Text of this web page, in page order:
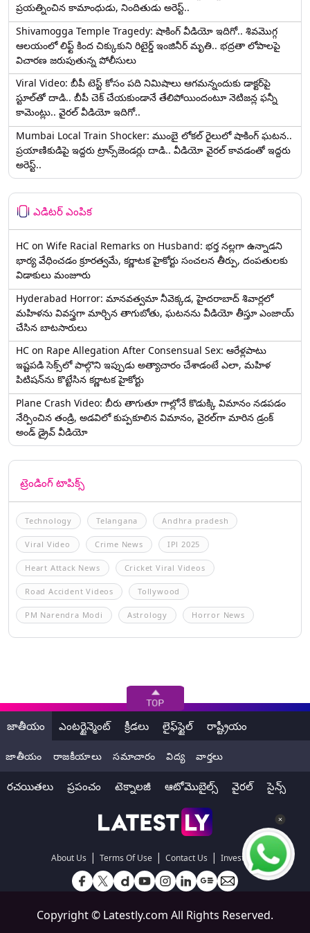
ప్రయత్నించిన కామాంధుడు, నిందితుడు అరెస్ట్..
Shivamogga Temple Tragedy: షాకింగ్ వీడియో ఇదిగో.. శివమొగ్గ
ఆలయంలో లిఫ్ట్ కింద చిక్కుకుని రిటైర్డ్ ఇంజినీర్ మృతి.. భద్రతా లోపాలపై
విచారణ జరుపుతున్న పోలీసులు
Viral Video: బీపీ టెస్ట్‌ కోసం పది నిమిషాలు ఆగమన్నందుకు డాక్టర్‌పై
స్టూల్‌తో దాడి.. బీపీ చెక్ చేయకుండానే తేలిపోయిందంటూ నెటిజన్ల ఫన్నీ
కామెంట్లు.. వైరల్ వీడియో ఇదిగో..
Mumbai Local Train Shocker: ముంబై లోకల్ రైలులో షాకింగ్ ఘటన..
ప్రయాణికుడిపై ఇద్దరు ట్రాన్స్‌జెండర్లు దాడి.. వీడియో వైరల్ కావడంతో ఇద్దరు
అరెస్ట్..
ఎడిటర్ ఎంపిక
HC on Wife Racial Remarks on Husband: భర్త న‌ల్ల‌గా ఉన్నాడ‌ని
భార్య వేధించ‌డం క్రూర‌త్వ‌మే, కర్ణాటక హైకోర్టు సంచలన తీర్పు, దంపతులకు
విడాకులు మంజూరు
Hyderabad Horror: మానవత్వమా నీవెక్కడ, హైదరాబాద్ శివార్లలో
మహిళను వివస్త్రగా మార్చిన తాగుబోతు, ఘటనను వీడియో తీస్తూ ఎంజాయ్
చేసిన బాటసారులు
HC on Rape Allegation After Consensual Sex: ఆరేళ్లపాటు
ఇష్టపడి సెక్స్‌లో పాల్గొని ఇప్పుడు అత్యాచారం చేశాడంటే ఎలా, మహిళ
పిటిషన్‌ను కొట్టేసిన కర్ణాటక హైకోర్టు
Plane Crash Video: బీరు తాగుతూ గాల్లోనే కొడుక్కి విమానం నడపడం
నేర్పించిన తండ్రి, అడవిలో కుప్పకూలిన విమానం, వైరల్‌గా మారిన డ్రంక్‌
అండ్ డ్రైవ్ వీడియో
ట్రెండింగ్ టాపిక్స్
Technology Telangana Andhra pradesh
Viral Video Crime News IPl 2025
Heart Attack News Cricket Viral Videos
Road Accident Videos Tollywood
PM Narendra Modi Astrology Horror News
జాతీయం ఎంటర్టైన్మెంట్ క్రీడలు లైఫ్‌స్టైల్ రాష్ట్రీయం
జాతీయం రాజకీయాలు సమాచారం విద్య వార్తలు
రచయితలు ప్రపంచం టెక్నాలజీ ఆటోమొబైల్స్ వైరల్ సైన్స్
About Us | Terms Of Use | Contact Us | Investors
Copyright © Latestly.com All Rights Reserved.